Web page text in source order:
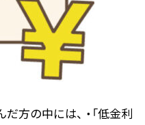
方の中には、 ・「低金利